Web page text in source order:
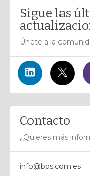
Sigue las
Únete a la
Contacto
¿Quieres más
info@bps.com.es